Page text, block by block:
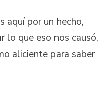
aquí por un hecho,
lo que eso nos causó,
aliciente para saber